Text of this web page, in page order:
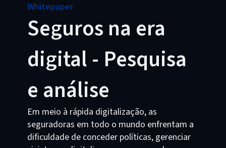
Whitepaper
Seguros na era
digital - Pesquisa
e análise
Em meio à rápida digitalização, as
seguradoras em todo o mundo enfrentam a
dificuldade de conceder políticas, gerenciar